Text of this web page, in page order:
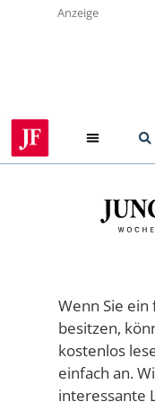
Anzeige
Wenn Sie
besitzen,
kostenlos
einfach an.
interessante